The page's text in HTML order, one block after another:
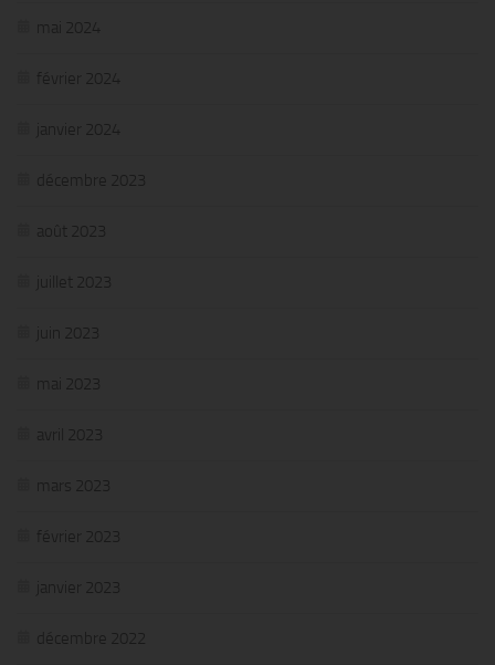
mai 2024
février 2024
janvier 2024
décembre 2023
août 2023
juillet 2023
juin 2023
mai 2023
avril 2023
mars 2023
février 2023
janvier 2023
décembre 2022